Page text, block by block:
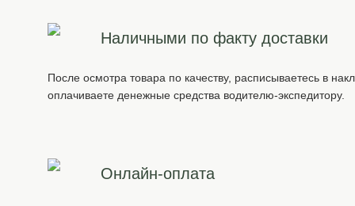
Наличными по факту доставки
После осмотра товара по качеству, расписываетесь в
оплачиваете денежные средства водителю-экспедитору.
Онлайн-оплата